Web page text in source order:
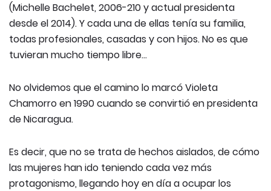
(Michelle Bachelet, 2006-210 y actual presidenta
desde el 2014). Y cada una de ellas tenía su familia,
todas profesionales, casadas y con hijos. No es que
tuvieran mucho tiempo libre…
No olvidemos que el camino lo marcó Violeta
Chamorro en 1990 cuando se convirtió en presidenta
de Nicaragua.
Es decir, que no se trata de hechos aislados, de cómo
las mujeres han ido teniendo cada vez más
protagonismo, llegando hoy en día a ocupar los